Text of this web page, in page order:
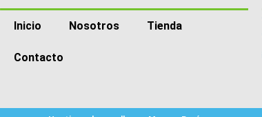
Inicio Nosotros Tienda
Contacto